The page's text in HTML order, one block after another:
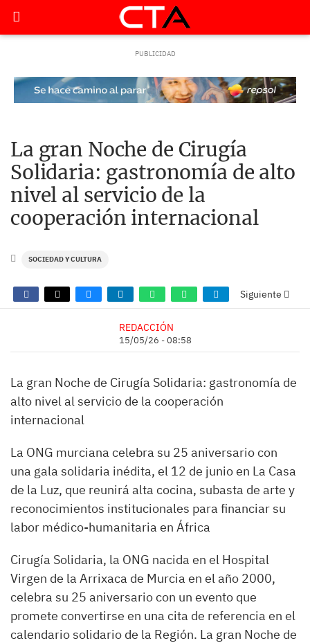
La gran Noche de Cirugía
Solidaria: gastronomía de alto
nivel al servicio de la
cooperación internacional
SOCIEDAD Y CULTURA
Siguiente
REDACCIÓN
15/05/26 - 08:58
La gran Noche de Cirugía Solidaria: gastronomía de
alto nivel al servicio de la cooperación
internacional
La ONG murciana celebra su 25 aniversario con
una gala solidaria inédita, el 12 de junio en La Casa
de la Luz, que reunirá alta cocina, subasta de arte y
reconocimientos institucionales para financiar su
labor médico-humanitaria en África
Cirugía Solidaria, la ONG nacida en el Hospital
Virgen de la Arrixaca de Murcia en el año 2000,
celebra su 25 aniversario con un evento que
promete convertirse en una cita de referencia en el
calendario solidario de la Región. La gran Noche de